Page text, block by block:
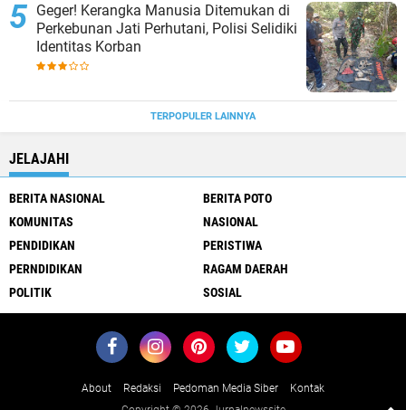
Geger! Kerangka Manusia Ditemukan di
Perkebunan Jati Perhutani, Polisi Selidiki
Identitas Korban
TERPOPULER LAINNYA
JELAJAHI
BERITA NASIONAL
BERITA POTO
KOMUNITAS
NASIONAL
PENDIDIKAN
PERISTIWA
PERNDIDIKAN
RAGAM DAERAH
POLITIK
SOSIAL
About Redaksi Pedoman Media Siber
Kontak